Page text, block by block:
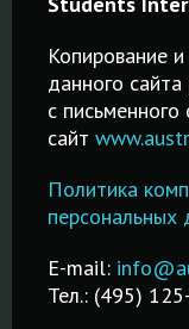
Зеландии
Среднее,
и высшее
образование.
Возможность
после
ПОДРОБНЕЕ
Копирование
данного
c письменного
сайт
Политика
персональных
E-mail:
Тел.: (495)